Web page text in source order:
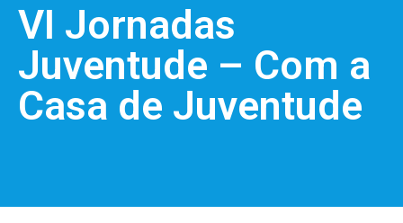
VI Jornadas
Juventude – Com a
Casa de Juventude